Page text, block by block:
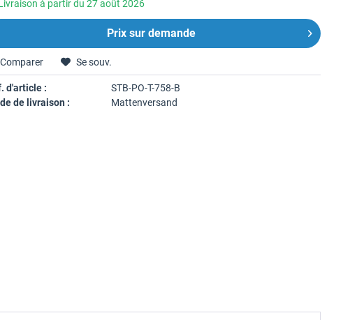
à partir du 27 août 2026
Prix sur demande
Comparer Se souv.
d'article :
STB-PO-T-758-B
de livraison :
Mattenversand